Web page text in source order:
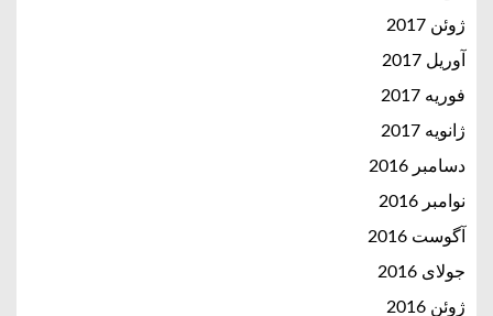
ژوئن 2017
آوریل 2017
فوریه 2017
ژانویه 2017
دسامبر 2016
نوامبر 2016
آگوست 2016
جولای 2016
ژوئن 2016